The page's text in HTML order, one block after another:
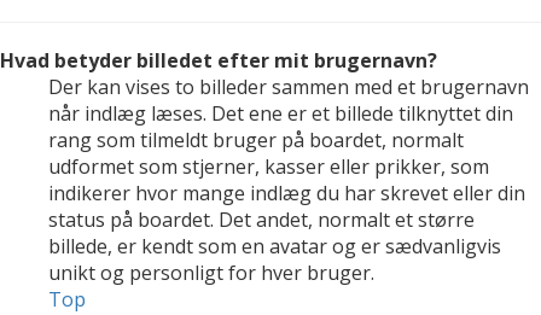
Hvad betyder billedet efter mit brugernavn?
Der kan vises to billeder sammen med et brugernavn
når indlæg læses. Det ene er et billede tilknyttet din
rang som tilmeldt bruger på boardet, normalt
udformet som stjerner, kasser eller prikker, som
indikerer hvor mange indlæg du har skrevet eller din
status på boardet. Det andet, normalt et større
billede, er kendt som en avatar og er sædvanligvis
unikt og personligt for hver bruger.
Top